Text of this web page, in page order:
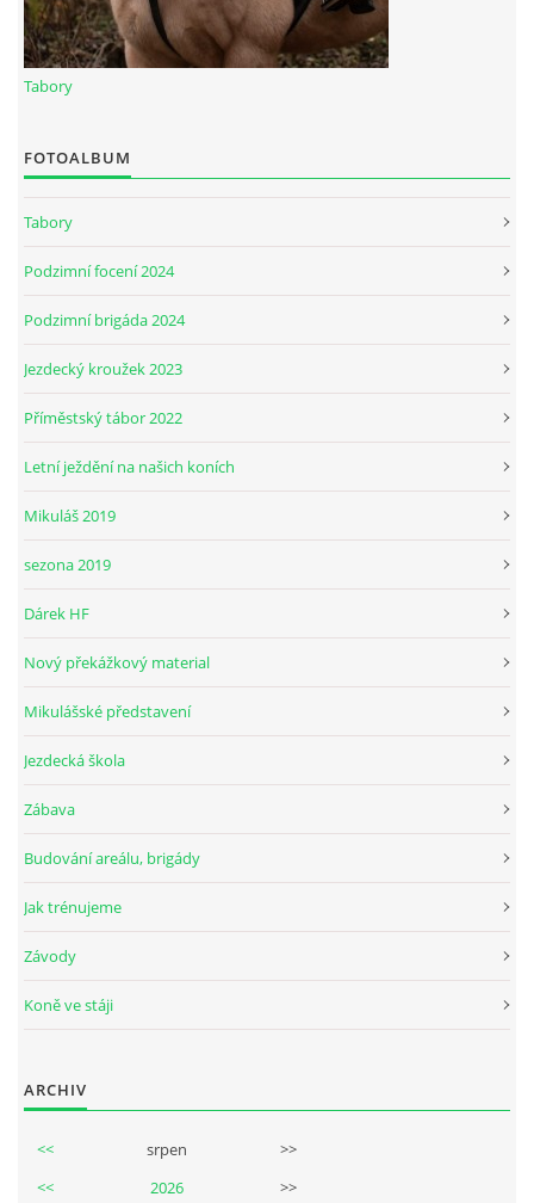
Tabory
FOTOALBUM
Tabory
Podzimní focení 2024
Podzimní brigáda 2024
Jezdecký kroužek 2023
Příměstský tábor 2022
Letní ježdění na našich koních
Mikuláš 2019
sezona 2019
Dárek HF
Nový překážkový material
Mikulášské představení
Jezdecká škola
Zábava
Budování areálu, brigády
Jak trénujeme
Závody
Koně ve stáji
ARCHIV
<< srpen
>>
<<
2026 >>